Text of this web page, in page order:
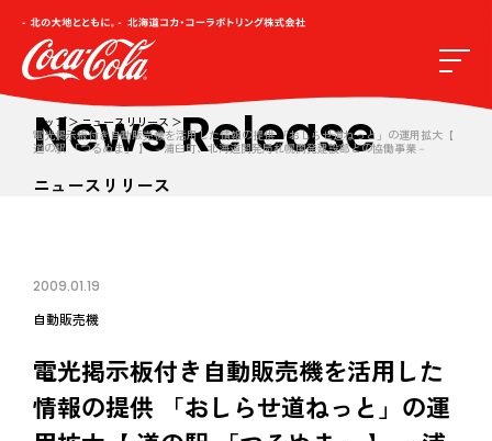
トップ
ニュースリリース
電光掲示板付き自動販売機を活用した情報の提供 「おしらせ道ねっと」の運用拡大【
道の駅 「つるぬま」 】 －浦臼町、北海道開発局札幌開発建設部との協働事業－
News Release
ニュースリリース
2009.01.19
自動販売機
電光掲示板付き自動販売機を活用した
情報の提供 「おしらせ道ねっと」の運